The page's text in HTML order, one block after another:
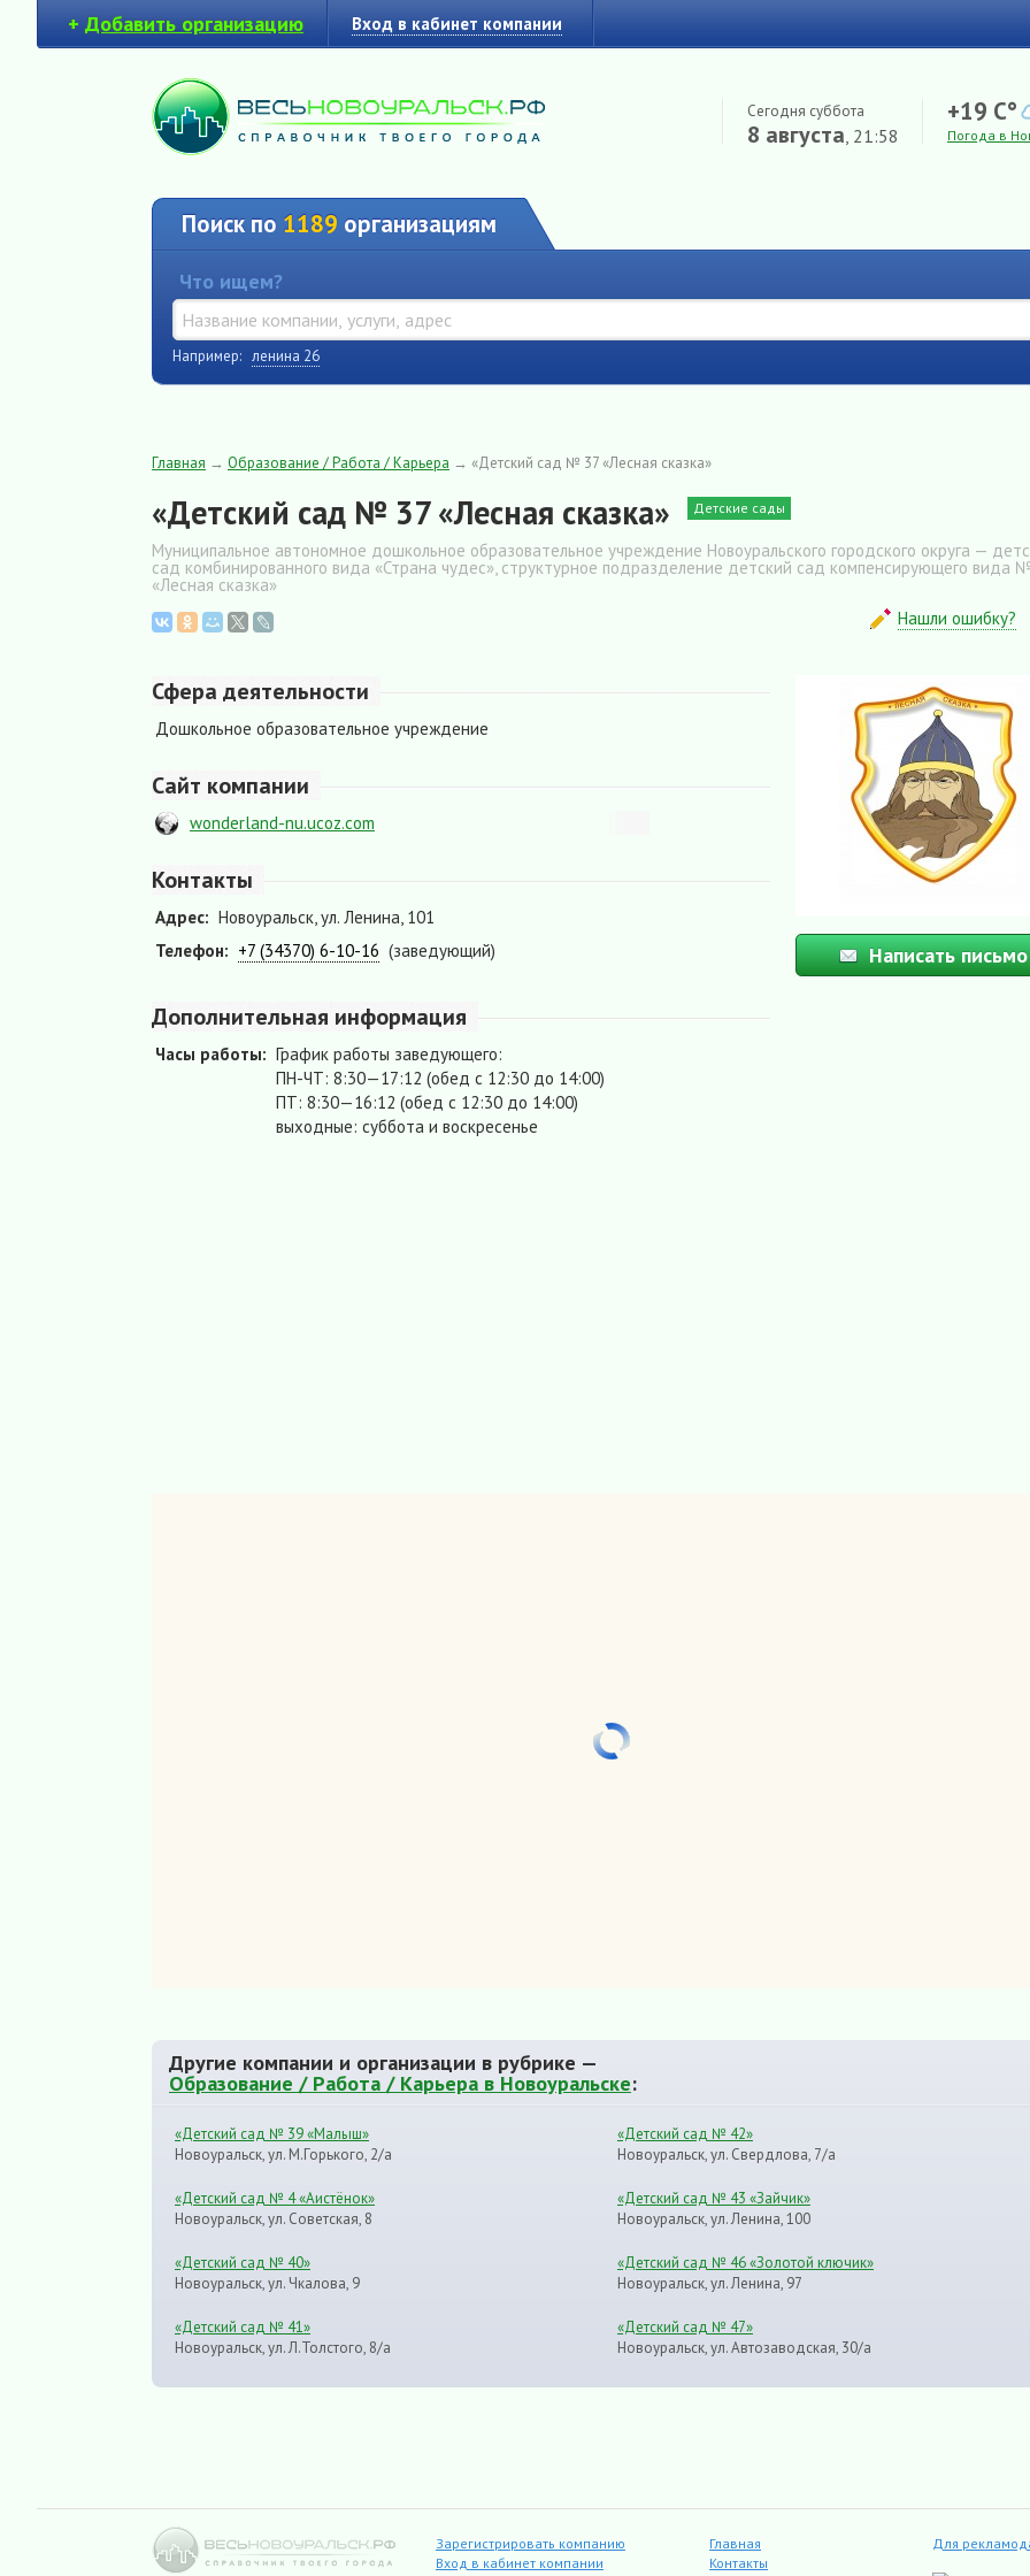
+ Добавить организацию Вход в кабинет компании
Сегодня суббота
8 августа, 21:58
+19 C°
Погода в
Поиск по 1189 организациям
Что ищем?
Например: ленина 26
Главная → Образование / Работа / Карьера → «Детский сад № 37 «Лесная сказка»
«Детский сад № 37 «Лесная сказка» Детские сады
Муниципальное автономное дошкольное образовательное учреждение Новоуральского городского округа —
сад комбинированного вида «Страна чудес», структурное подразделение детский сад компенсирующего вида
«Лесная сказка»
Нашли ошибку?
Сфера деятельности
Дошкольное образовательное учреждение
Сайт компании
wonderland-nu.ucoz.com
Контакты
Адрес: Новоуральск, ул. Ленина, 101
Телефон: +7 (34370) 6-10-16 (заведующий)
Дополнительная информация
Часы работы: График работы заведующего:
ПН-ЧТ: 8:30—17:12 (обед с 12:30 до 14:00)
ПТ: 8:30—16:12 (обед с 12:30 до 14:00)
выходные: суббота и воскресенье
Написать письмо
Другие компании и организации в рубрике —
Образование / Работа / Карьера в Новоуральске:
«Детский сад № 39 «Малыш»
Новоуральск, ул. М.Горького, 2/а
«Детский сад № 42»
Новоуральск, ул. Свердлова, 7/а
«Детский сад № 4 «Аистёнок»
Новоуральск, ул. Советская, 8
«Детский сад № 43 «Зайчик»
Новоуральск, ул. Ленина, 100
«Детский сад № 40»
Новоуральск, ул. Чкалова, 9
«Детский сад № 46 «Золотой ключик»
Новоуральск, ул. Ленина, 97
«Детский сад № 41»
Новоуральск, ул. Л.Толстого, 8/а
«Детский сад № 47»
Новоуральск, ул. Автозаводская, 30/а
Зарегистрировать компанию
Вход в кабинет компании
Главная
Контакты
Для